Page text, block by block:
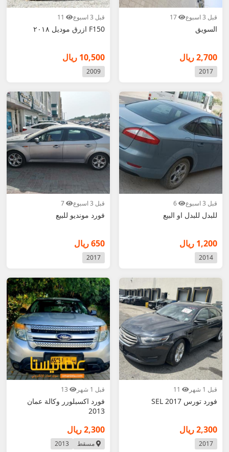
قبل 3 اسبوع
السويق
2,700 ريال
2017
قبل 3 اسبوع
F150 ازرق موديل ٢٠١٨
10,500 ريال
2009
قبل 3 اسبوع
للبدل للبدل او البيع
1,200 ريال
2014
قبل 3 اسبوع
فورد مونديو للبيع
650 ريال
2017
قبل 1 شهر
فورد تورس SEL 2017
2,300 ريال
2017
قبل 1 شهر
فورد اكسبلورر وكالة عمان
2013
2,300 ريال
مسقط 2013